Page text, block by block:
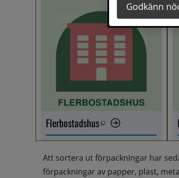
Godkänn
Flerbostadshus
Öppnas i nytt fönster.
Att sortera ut förpackningar har
förpackningar av papper, plast,